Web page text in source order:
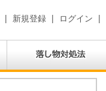
| 新規登録 | ログイン |